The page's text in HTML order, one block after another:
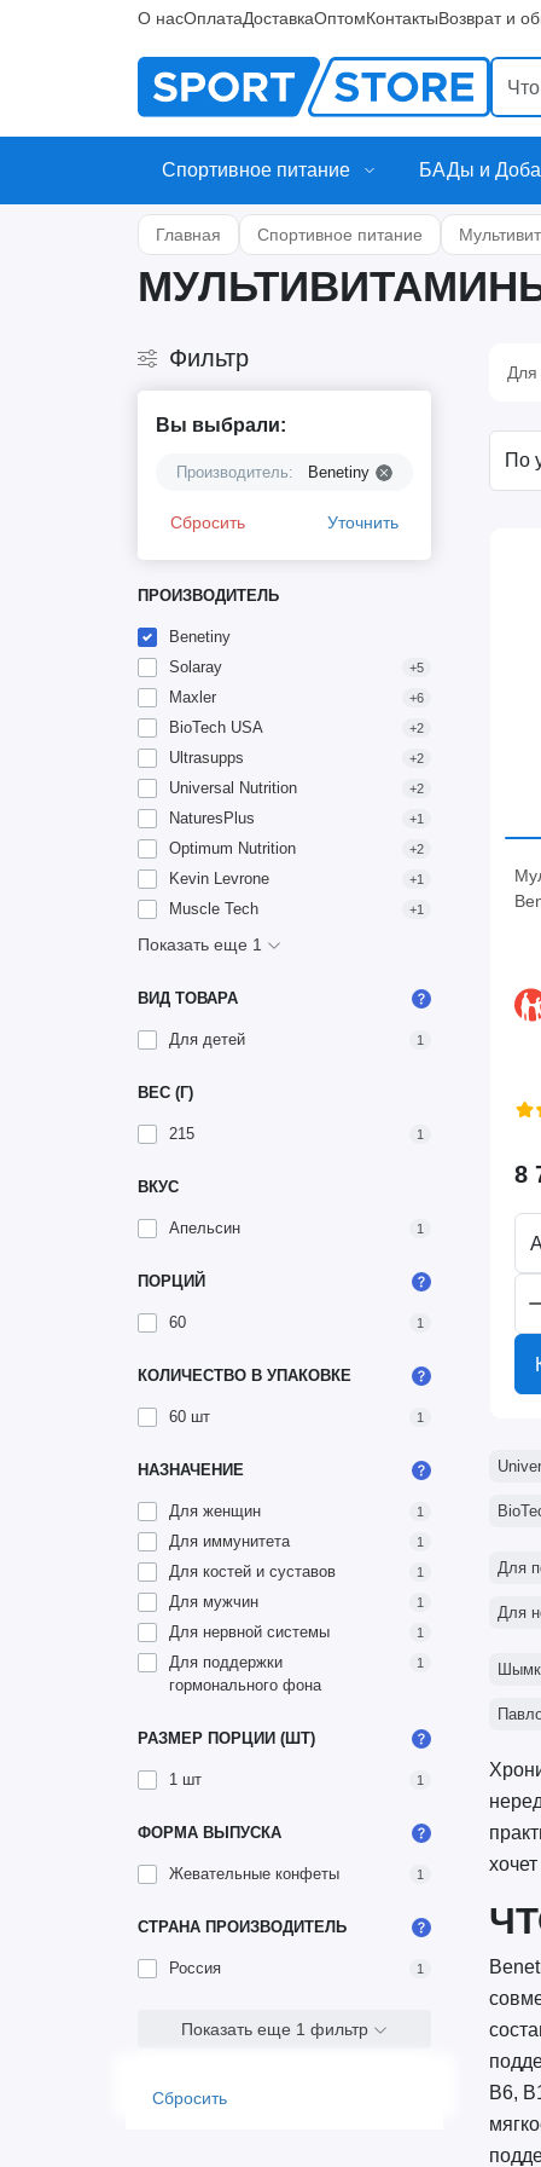
О насОплатаДоставкаОптомКонтактыВозврат и
Спортивное питание БАДы и
Главная Спортивное питание
МУЛЬТИВИТАМИНЫ
Фильтр
Вы выбрали:
Производитель: Benetiny
Сбросить Уточнить
ПРОИЗВОДИТЕЛЬ
Benetiny
Solaray
+5
Maxler +6
BioTech USA +2
Ultrasupps +2
Universal Nutrition +2
NaturesPlus +1
Optimum Nutrition +2
Kevin Levrone +1
Muscle Tech +1
Показать еще 1
ВИД ТОВАРА
Для детей 1
ВЕС (Г)
215 1
ВКУС
Апельсин 1
ПОРЦИЙ
60 1
КОЛИЧЕСТВО В УПАКОВКЕ
60 шт 1
НАЗНАЧЕНИЕ
Для женщин 1
Для иммунитета 1
Для костей и суставов 1
Для мужчин 1
Для нервной системы 1
Для поддержки
гормонального фона
1
РАЗМЕР ПОРЦИИ (ШТ)
1 шт 1
ФОРМА ВЫПУСКА
Жевательные конфеты 1
СТРАНА ПРОИЗВОДИТЕЛЬ
Россия 1
Показать еще 1 фильтр
Сбросить
Для
8
Для
Для
B6,